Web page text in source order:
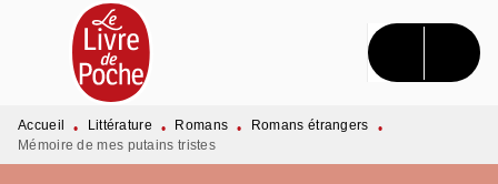
MENU RECHERCHE CONTENU
PIED DE PAGE
Accueil • Littérature • Romans • Romans étrangers
•
Mémoire de mes putains tristes